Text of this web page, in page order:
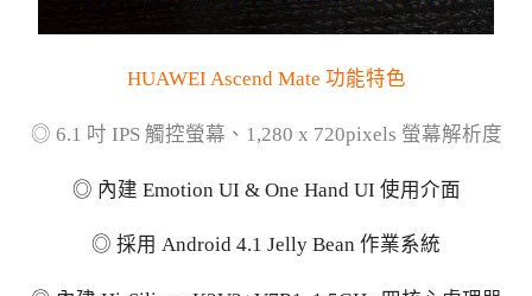
HUAWEI Ascend Mate 功能特色
◎ 6.1 吋 IPS 觸控螢幕、1,280 x 720pixels 螢幕解析度
◎ 內建 Emotion UI & One Hand UI 使用介面
◎ 採用 Android 4.1 Jelly Bean 作業系統